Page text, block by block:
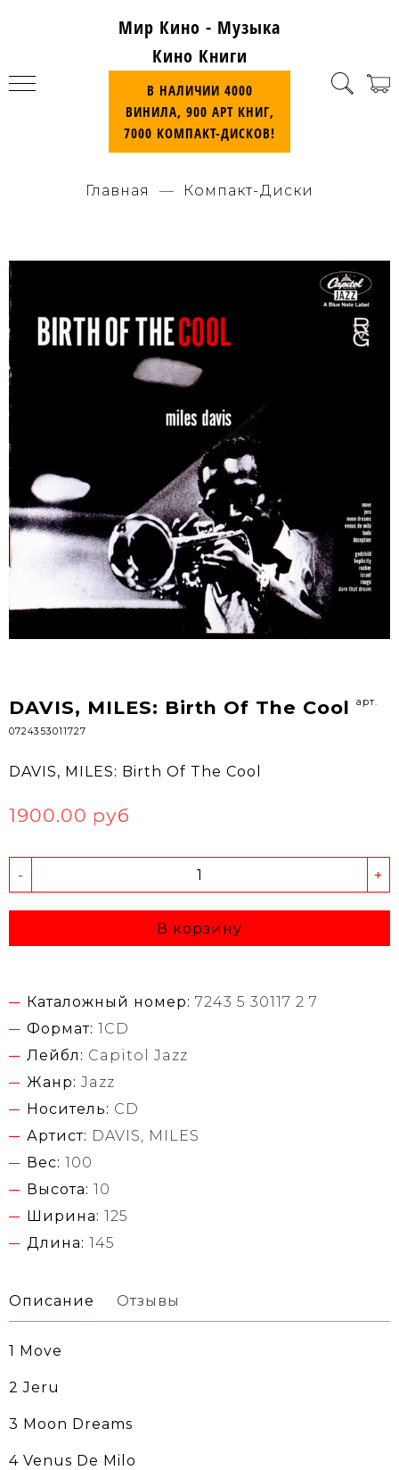
Мир Кино - Музыка
Кино Книги
В НАЛИЧИИ 4000
ВИНИЛА, 900 АРТ КНИГ,
7000 КОМПАКТ-ДИСКОВ!
Главная Компакт-Диски
DAVIS, MILES: Birth Of The Cool арт.
0724353011727
DAVIS, MILES: Birth Of The Cool
1900.00 руб
- +
В корзину
Каталожный номер: 7243 5 30117 2 7
Формат: 1CD
Лейбл: Capitol Jazz
Жанр: Jazz
Носитель: CD
Артист: DAVIS, MILES
Вес: 100
Высота: 10
Ширина: 125
Длина: 145
Описание Отзывы
1 Move
2 Jeru
3 Moon Dreams
4 Venus De Milo